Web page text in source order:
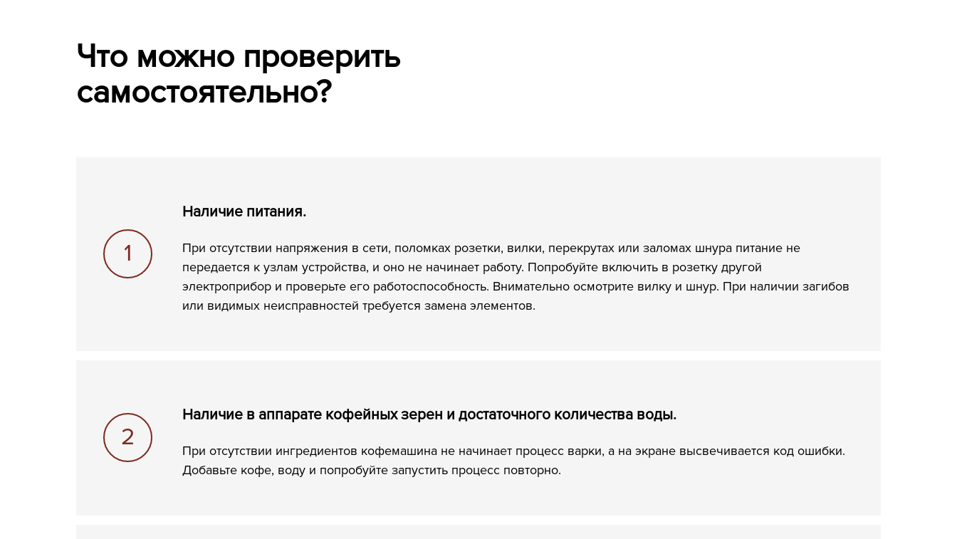
Что можно проверить
самостоятельно?
Наличие питания.
При отсутствии напряжения в сети, поломках розетки, вилки, перекрутах или заломах шнура питание не
передается к узлам устройства, и оно не начинает работу. Попробуйте включить в розетку другой
электроприбор и проверьте его работоспособность. Внимательно осмотрите вилку и шнур. При наличии загибов
или видимых неисправностей требуется замена элементов.
Наличие в аппарате кофейных зерен и достаточного количества воды.
При отсутствии ингредиентов кофемашина не начинает процесс варки, а на экране высвечивается код ошибки.
Добавьте кофе, воду и попробуйте запустить процесс повторно.